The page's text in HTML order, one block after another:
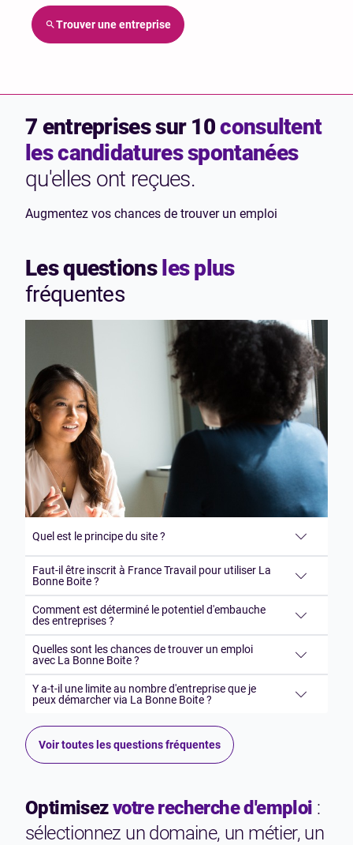
Trouver une entreprise
7 entreprises sur 10consultent
les candidatures spontanées
qu'elles ont reçues.
Augmentez vos chances de trouver un emploi
Les questionsles plus
fréquentes
Quel est le principe du site ?
Faut-il être inscrit à France Travail pour utiliser La
Bonne Boite ?
Comment est déterminé le potentiel d'embauche
des entreprises ?
Quelles sont les chances de trouver un emploi
avec La Bonne Boite ?
Y a-t-il une limite au nombre d'entreprise que je
peux démarcher via La Bonne Boite ?
Voir toutes les questions fréquentes
Optimisezvotre recherche d'emploi :
sélectionnez un domaine, un métier, un